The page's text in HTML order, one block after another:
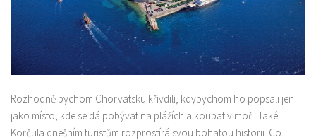
Rozhodně bychom Chorvatsku křivdili, kdybychom ho popsali jen
jako místo, kde se dá pobývat na plážích a koupat v moři. Také
Korčula dnešním turistům rozprostírá svou bohatou historii. Co